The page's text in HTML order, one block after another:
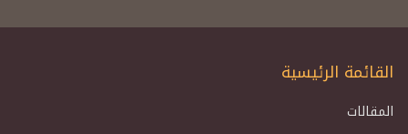
القائمة الرئيسية
المقالات